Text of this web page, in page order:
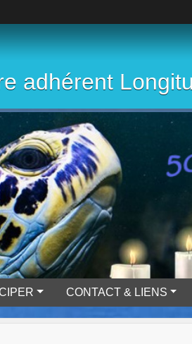
adhérent
CONTACT & LIENS